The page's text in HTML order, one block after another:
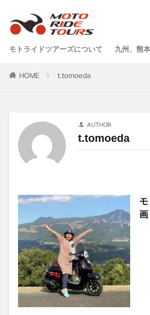
モトライドツアーズについて 九州、熊
HOME t.tomoeda
AUTHOR
t.tomoeda
画
ツアー
ツーリング
バイクレンタル
フェアフィ
ホンダ
レンタル
レンタルバイク
人吉
南小国
南阿蘇村 喫茶竹
小国
水俣 温泉
熊本ツーリング
熊本工場
竹熊
米津米店 赤牛
阿蘇くまもと空港
阿蘇グルメ